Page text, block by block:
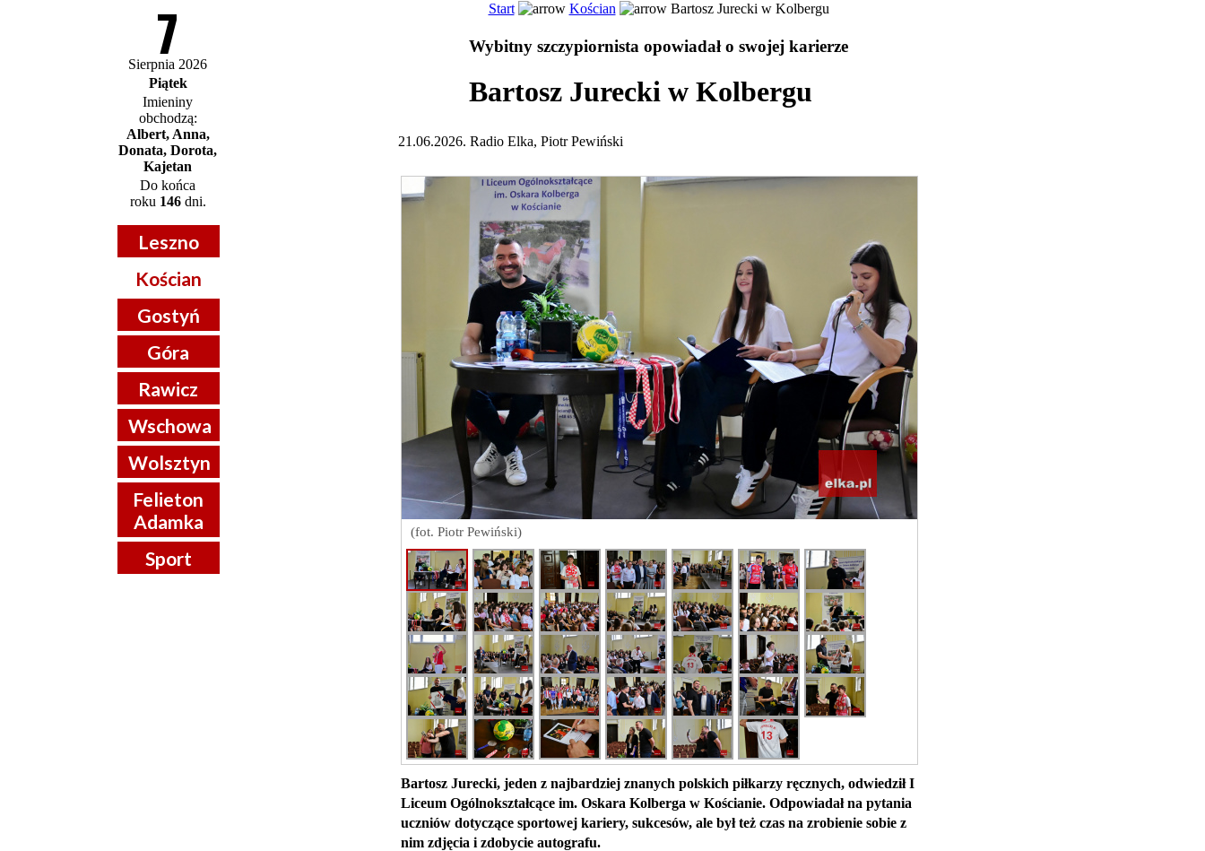
7
Sierpnia 2026
Piątek
Imieniny
obchodzą:
Albert, Anna,
Donata, Dorota,
Kajetan
Do końca
roku 146dni.
Leszno
Kościan
Gostyń
Góra
Rawicz
Wschowa
Wolsztyn
Felieton
Adamka
Sport
Start Kościan Bartosz Jurecki w Kolbergu
Wybitny szczypiornista opowiadał o swojej karierze
Bartosz Jurecki w Kolbergu
21.06.2026. Radio Elka, Piotr Pewiński
(fot. Piotr Pewiński)
Bartosz Jurecki, jeden z najbardziej znanych polskich piłkarzy ręcznych, odwiedził I
Liceum Ogólnokształcące im. Oskara Kolberga w Kościanie. Odpowiadał na pytania
uczniów dotyczące sportowej kariery, sukcesów, ale był też czas na zrobienie sobie z
nim zdjęcia i zdobycie autografu.